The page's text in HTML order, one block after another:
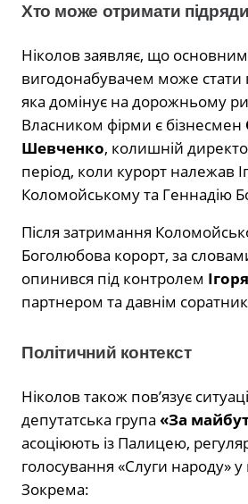
Хто може отримати підряди
Ніколов заявляє, що основним
вигодонабувачем може стати
яка домінує на дорожньому
Власником фірми є бізнесмен
Шевченко, колишній
період, коли курорт належав
Коломойському та Геннадію
Після затримання
Боголюбова корорт, за
опинився під контролем
партнером та давнім
Політичний контекст
Ніколов також пов’язує
депутатська група «За
асоціюють із Палицею,
голосування «Слуги народу»
Зокрема: